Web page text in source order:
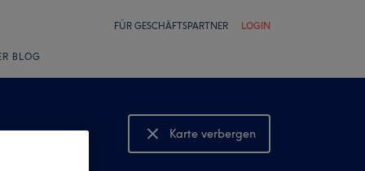
FÜR GESCHÄFTSPARTNER LOGIN
BLOG
Karte verbergen
Karte anzeigen